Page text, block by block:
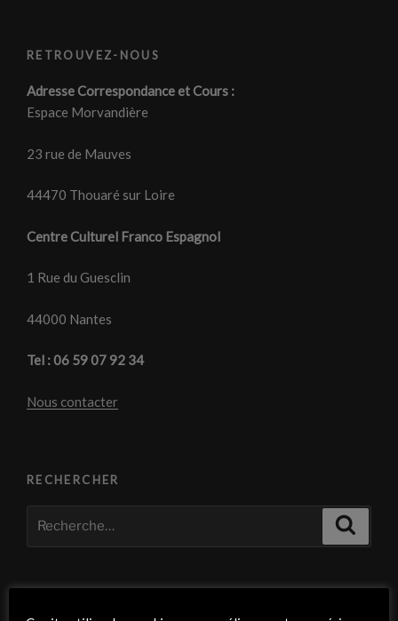
RETROUVEZ-NOUS
Adresse Correspondance et Cours :
Espace Morvandière
23 rue de Mauves
44470 Thouaré sur Loire
Centre Culturel Franco Espagnol
1 Rue du Guesclin
44000 Nantes
Tel : 06 59 07 92 34
Nous contacter
RECHERCHER